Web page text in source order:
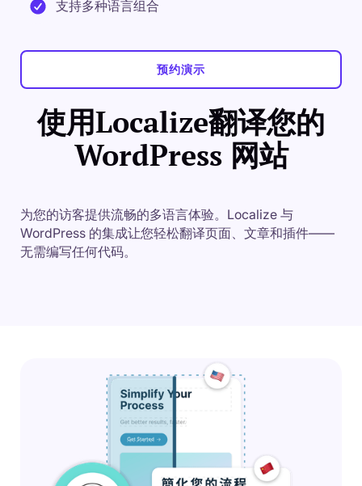
使用Localize翻译您的
WordPress 网站
为您的访客提供流畅的多语言体验。Localize 与
WordPress 的集成让您轻松翻译页面、文章和插件——
无需编写任何代码。
支持多种语言组合
预约演示